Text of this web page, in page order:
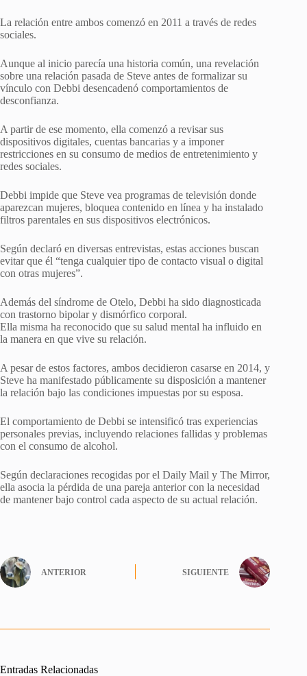
La relación entre ambos comenzó en 2011 a través de redes
sociales.
Aunque al inicio parecía una historia común, una revelación
sobre una relación pasada de Steve antes de formalizar su
vínculo con Debbi desencadenó comportamientos de
desconfianza.
A partir de ese momento, ella comenzó a revisar sus
dispositivos digitales, cuentas bancarias y a imponer
restricciones en su consumo de medios de entretenimiento y
redes sociales.
Debbi impide que Steve vea programas de televisión donde
aparezcan mujeres, bloquea contenido en línea y ha instalado
filtros parentales en sus dispositivos electrónicos.
Según declaró en diversas entrevistas, estas acciones buscan
evitar que él “tenga cualquier tipo de contacto visual o digital
con otras mujeres”.
Además del síndrome de Otelo, Debbi ha sido diagnosticada
con trastorno bipolar y dismórfico corporal.
Ella misma ha reconocido que su salud mental ha influido en
la manera en que vive su relación.
A pesar de estos factores, ambos decidieron casarse en 2014, y
Steve ha manifestado públicamente su disposición a mantener
la relación bajo las condiciones impuestas por su esposa.
El comportamiento de Debbi se intensificó tras experiencias
personales previas, incluyendo relaciones fallidas y problemas
con el consumo de alcohol.
Según declaraciones recogidas por el Daily Mail y The Mirror,
ella asocia la pérdida de una pareja anterior con la necesidad
de mantener bajo control cada aspecto de su actual relación.
ANTERIOR SIGUIENTE
Entradas Relacionadas